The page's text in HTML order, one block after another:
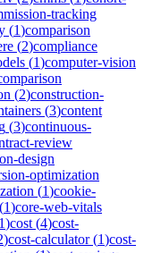
tracking
(1)comparison
(2)compliance
(1)computer-vision
(2)construction-
(3)content
(3)continuous-
review
design
optimization
(1)cookie-
(1)core-web-vitals
1)cost (4)cost-
)cost-calculator(1)cost-